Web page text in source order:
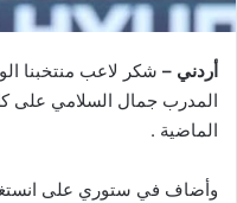
أردني – شكر لاعب منتخبنا
المدرب جمال السلامي على
الماضية .
وأضاف في ستوري على